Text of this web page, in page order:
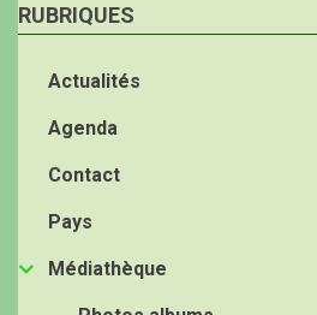
RUBRIQUES
Actualités
Agenda
Contact
Pays
Médiathèque